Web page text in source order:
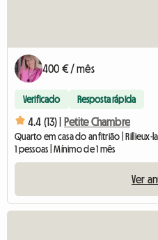
400 € / mês
Verificado Resposta rápida
4.4 (13) | Petite Chambre
Quarto em casa do anfitrião | Rillieux-
1 pessoas | Mínimo de 1 mês
Ver